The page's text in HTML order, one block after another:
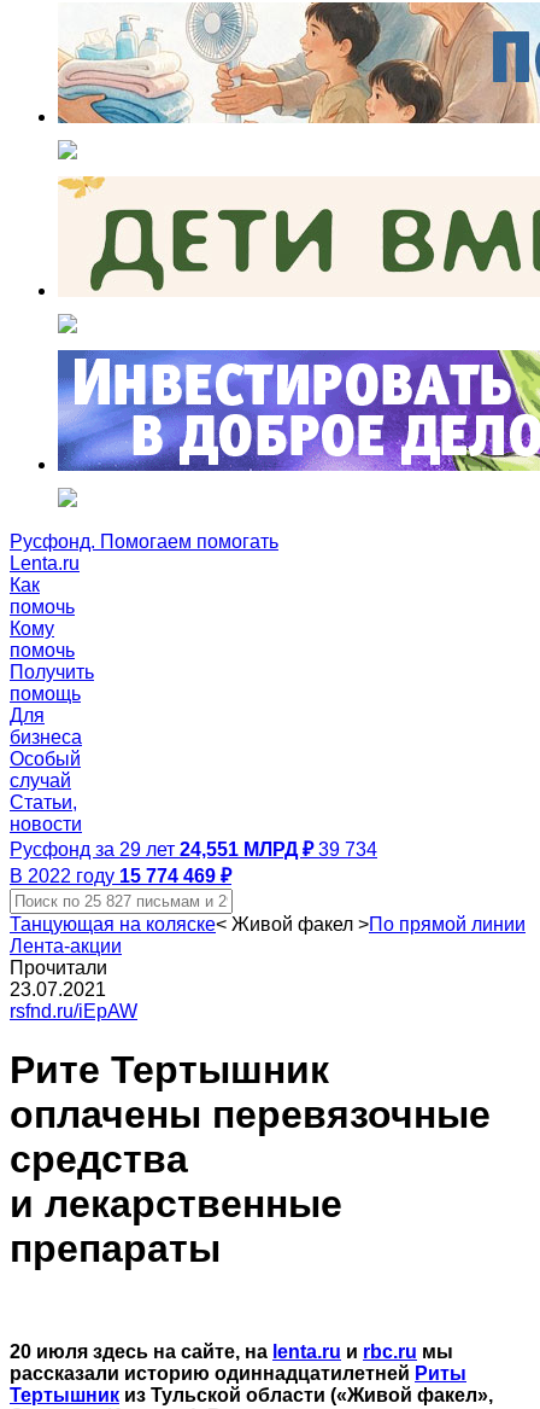
Русфонд. Помогаем помогать
Lenta.ru
Как
помочь
Кому
помочь
Получить
помощь
Для
бизнеса
Особый
случай
Статьи,
новости
Русфонд за 29 лет 24,551 МЛРД ₽ 39 734
В 2022 году 15 774 469 ₽
Танцующая на коляске< Живой факел >По прямой линии
Лента-акции
Прочитали
23.07.2021
rsfnd.ru/iEpAW
Рите Тертышник
оплачены перевязочные
средства
и лекарственные
препараты
20 июля здесь на сайте, на lenta.ru и rbc.ru мы
рассказали историю одиннадцатилетней Риты
Тертышник из Тульской области («Живой факел»,